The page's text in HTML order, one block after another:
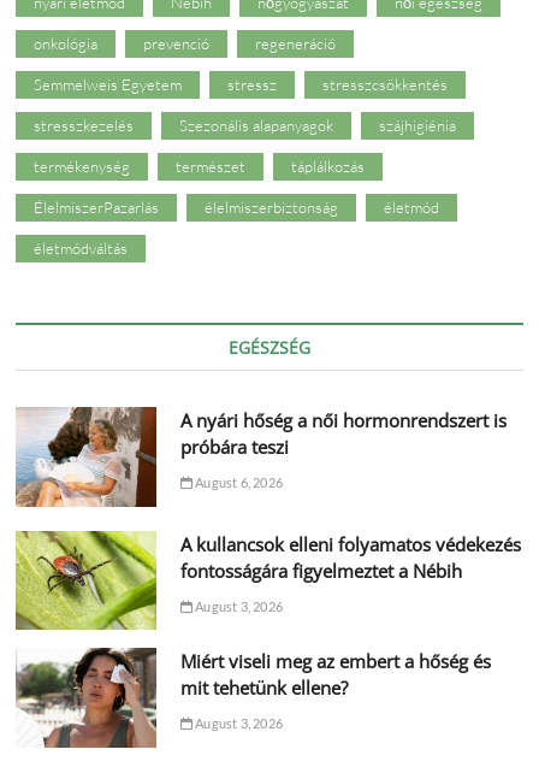
onkológia prevenció regeneráció
Semmelweis Egyetem stressz stresszcsökkentés
stresszkezelés Szezonális alapanyagok szájhigiénia
termékenység természet táplálkozás
ÉlelmiszerPazarlás élelmiszerbiztonság életmód
életmódváltás
EGÉSZSÉG
A nyári hőség a női hormonrendszert is
próbára teszi
August 6, 2026
A kullancsok elleni folyamatos védekezés
fontosságára figyelmeztet a Nébih
August 3, 2026
Miért viseli meg az embert a hőség és
mit tehetünk ellene?
August 3, 2026